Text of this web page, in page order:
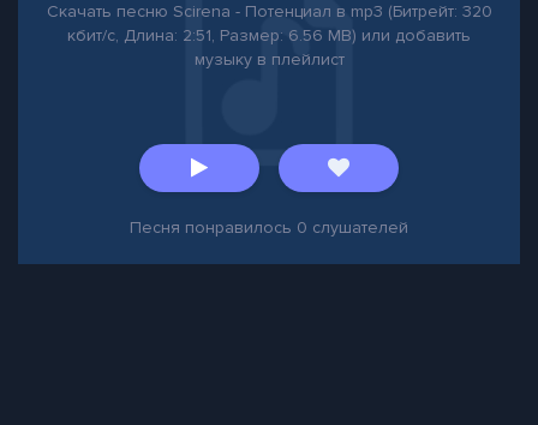
Скачать песню Scirena - Потенциал в mp3 (Битрейт: 320
кбит/с, Длина: 2:51, Размер: 6.56 MB) или добавить
музыку в плейлист
Песня понравилось 0 слушателей